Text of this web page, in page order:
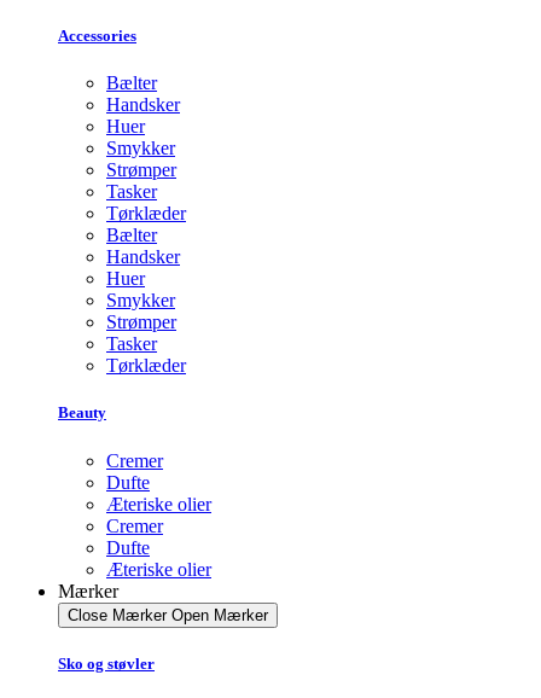
Accessories
Bælter
Handsker
Huer
Smykker
Strømper
Tasker
Tørklæder
Bælter
Handsker
Huer
Smykker
Strømper
Tasker
Tørklæder
Beauty
Cremer
Dufte
Æteriske olier
Cremer
Dufte
Æteriske olier
Mærker
Close Mærker Open Mærker
Sko og støvler